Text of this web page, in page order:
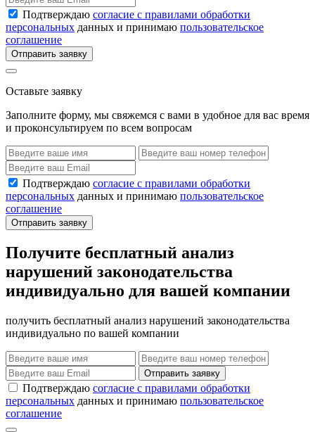
Подтверждаю согласие с правилами обработки
персональных данных и принимаю пользовательское
соглашение
Отправить заявку
Оставьте заявку
Заполните форму, мы свяжемся с вами в удобное для вас время
и проконсультируем по всем вопросам
Подтверждаю согласие с правилами обработки
персональных данных и принимаю пользовательское
соглашение
Отправить заявку
Получите бесплатный анализ
нарушений законодательства
индивидуально для вашей компании
получить бесплатный анализ нарушений законодательства
индивидуально по вашей компании
Отправить заявку
Подтверждаю согласие с правилами обработки
персональных данных и принимаю пользовательское
соглашение